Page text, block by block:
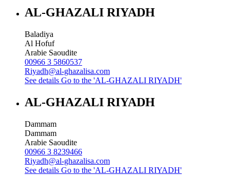
AL-GHAZALI RIYADH
Baladiya
Al Hofuf
Arabie Saoudite
00966 3 5860537
Riyadh@al-ghazalisa.com
See details Go to the 'AL-GHAZALI RIYADH'
AL-GHAZALI RIYADH
Dammam
Dammam
Arabie Saoudite
00966 3 8239466
Riyadh@al-ghazalisa.com
See details Go to the 'AL-GHAZALI RIYADH'